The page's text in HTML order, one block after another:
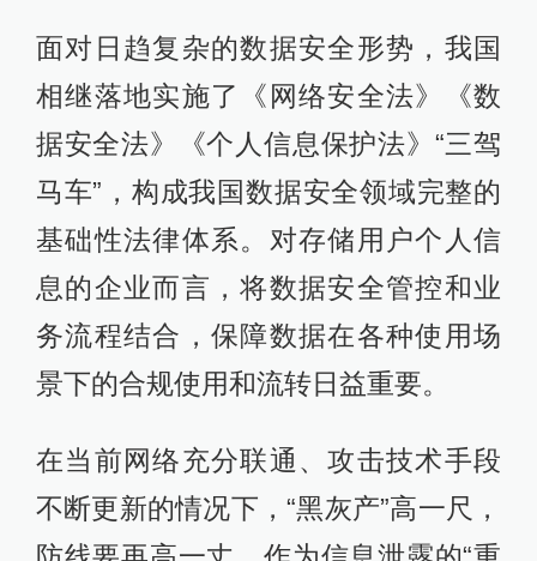
面对日趋复杂的数据安全形势，我国
相继落地实施了《网络安全法》《数
据安全法》《个人信息保护法》“三驾
马车”，构成我国数据安全领域完整的
基础性法律体系。对存储用户个人信
息的企业而言，将数据安全管控和业
务流程结合，保障数据在各种使用场
景下的合规使用和流转日益重要。
在当前网络充分联通、攻击技术手段
不断更新的情况下，“黑灰产”高一尺，